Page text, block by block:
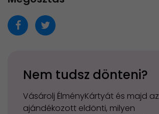
Nem tudsz dönteni?
Vásárolj ÉlményKártyát és majd az
ajándékozott eldönti, milyen